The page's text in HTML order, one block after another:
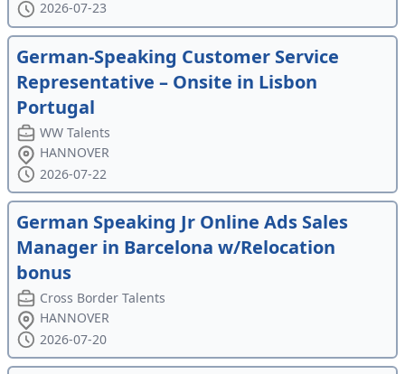
2026-07-23
German-Speaking Customer Service
Representative – Onsite in Lisbon
Portugal
WW Talents
HANNOVER
2026-07-22
German Speaking Jr Online Ads Sales
Manager in Barcelona w/Relocation
bonus
Cross Border Talents
HANNOVER
2026-07-20